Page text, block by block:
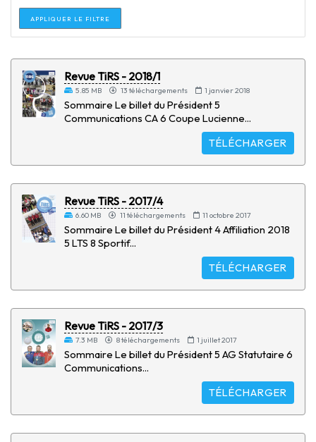
APPLIQUER LE FILTRE
Revue TiRS - 2018/1
5.85 MB 13 téléchargements 1 janvier 2018
Sommaire Le billet du Président 5
Communications CA 6 Coupe Lucienne...
TÉLÉCHARGER
Revue TiRS - 2017/4
6.60 MB 11 téléchargements 11 octobre 2017
Sommaire Le billet du Président 4 Affiliation 2018
5 LTS 8 Sportif...
TÉLÉCHARGER
Revue TiRS - 2017/3
7.3 MB 8 téléchargements 1 juillet 2017
Sommaire Le billet du Président 5 AG Statutaire 6
Communications...
TÉLÉCHARGER